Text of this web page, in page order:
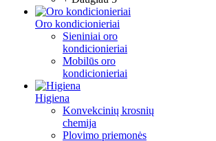
Oro kondicionieriai
Sieniniai oro
kondicionieriai
Mobilūs oro
kondicionieriai
Higiena
Konvekcinių krosnių
chemija
Plovimo priemonės